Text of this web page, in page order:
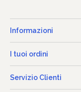
Informazioni
I tuoi ordini
Servizio Clienti